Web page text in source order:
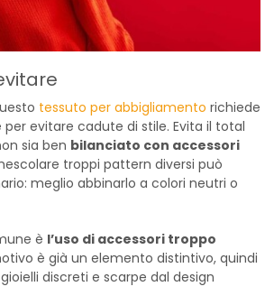
tessuto per abbigliamento richiede
evitare cadute di stile. Evita il total
sia ben bilanciato con accessori
troppi pattern diversi può
meglio abbinarlo a colori neutri o
è l’uso di accessori troppo
è già un elemento distintivo, quindi
discreti e scarpe dal design